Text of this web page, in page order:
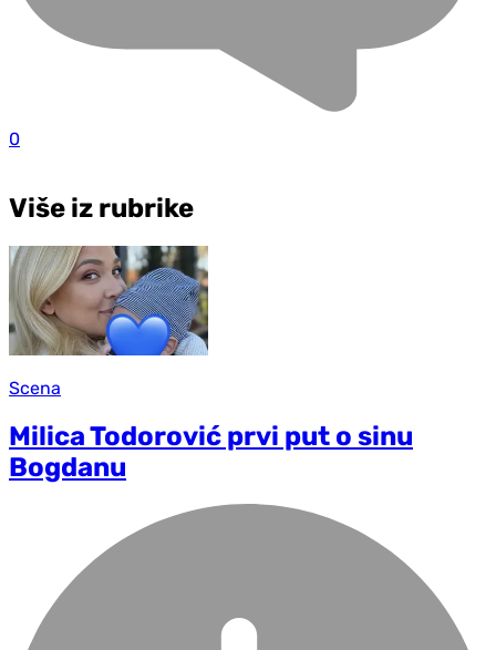
0
Više iz rubrike
Scena
Milica Todorović prvi put o sinu
Bogdanu